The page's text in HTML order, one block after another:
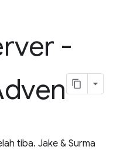
-
tiba. Jake & Surma